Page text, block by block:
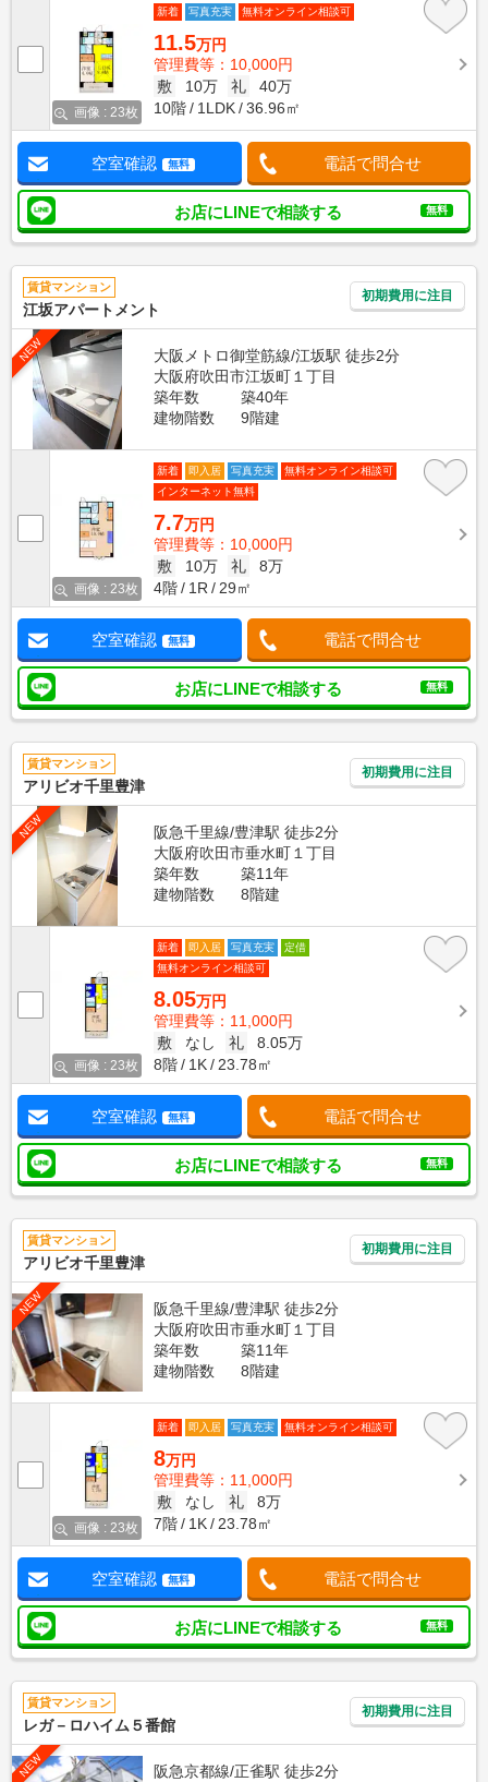
画像 : 23枚
新着 写真充実 無料オンライン相談可
11.5万円
管理費等：10,000円
敷
10万 礼
40万
10階
1LDK 36.96㎡
空室確認 無料 電話で問合せ
お店にLINEで相談する 無料
賃貸マンション
江坂アパートメント
初期費用に注目
NEW
大阪メトロ御堂筋線/江坂駅 徒歩2分
大阪府吹田市江坂町１丁目
築年数
築40年
建物階数
9階建
画像 : 23枚
新着 即入居 写真充実
無料オンライン相談可
インターネット無料
7.7万円
管理費等：10,000円
敷
10万 礼
8万
4階
1R 29㎡
空室確認 無料 電話で問合せ
お店にLINEで相談する 無料
賃貸マンション
アリビオ千里豊津
初期費用に注目
NEW
阪急千里線/豊津駅 徒歩2分
大阪府吹田市垂水町１丁目
築年数
築11年
建物階数
8階建
画像 : 23枚
新着 即入居 写真充実
定借
無料オンライン相談可
8.05万円
管理費等：11,000円
敷
なし 礼
8.05万
8階
1K 23.78㎡
空室確認 無料 電話で問合せ
お店にLINEで相談する 無料
賃貸マンション
アリビオ千里豊津
初期費用に注目
NEW
阪急千里線/豊津駅 徒歩2分
大阪府吹田市垂水町１丁目
築年数
築11年
建物階数
8階建
画像 : 23枚
新着 即入居 写真充実 無料オンライン相談可
8万円
管理費等：11,000円
敷
なし 礼
8万
7階
1K 23.78㎡
空室確認 無料 電話で問合せ
お店にLINEで相談する 無料
賃貸マンション
レガ－ロハイム５番館
初期費用に注目
NEW
阪急京都線/正雀駅 徒歩2分